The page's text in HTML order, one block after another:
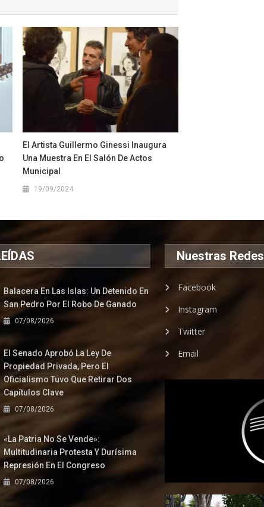
El Artista Guillermo Ginessi Inaugura
Una Muestra En El Salón De Actos
Municipal
19/09/2024
Balacera En Las Islas: Un Detenido En
San Pedro Por El Robo De Ganado
07/08/2026
El Senado Aprobó La Ley De
Propiedad Privada, Pero El
Oficialismo Tuvo Que Retirar Dos
Capítulos Clave
07/08/2026
«La Patria No Se Vende»:
Multitudinaria Protesta Y Durísima
Represión En El Congreso
07/08/2026
Nuestras Redes
Facebook
Instagram
Twitter
Email